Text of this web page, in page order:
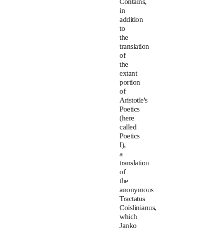
Contains,
in
addition
to
the
translation
of
the
extant
portion
of
Aristotle's
Poetics
(here
called
Poetics
I),
a
translation
of
the
anonymous
Tractatus
Coislinianus,
which
Janko